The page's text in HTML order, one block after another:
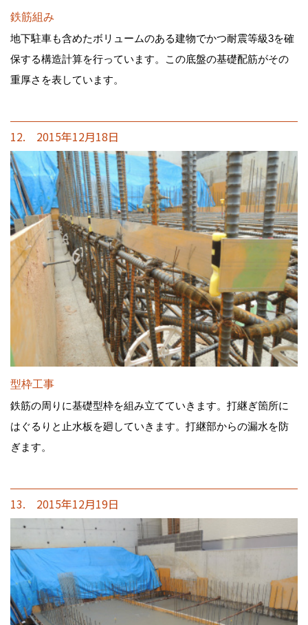
鉄筋組み
地下駐車も含めたボリュームのある建物でかつ耐震等級3を確
保する構造計算を行っています。この底盤の基礎配筋がその
重厚さを表しています。
12. 2015年12月18日
型枠工事
鉄筋の周りに基礎型枠を組み立てていきます。打継ぎ箇所に
はぐるりと止水板を廻していきます。打継部からの漏水を防
ぎます。
13. 2015年12月19日